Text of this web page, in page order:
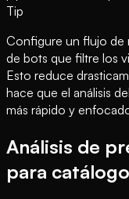
Tip
Configure un flujo de
de bots que filtre los
Esto reduce
hace que el análisis
más rápido y
Análisis de
para